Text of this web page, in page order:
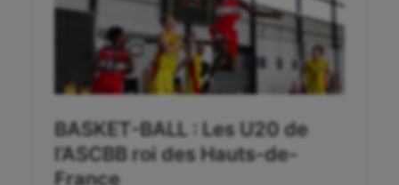
Korfbal
Longue paume
Moto
Natation
Natation artistique